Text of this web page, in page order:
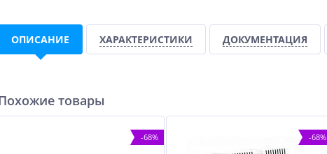
ОПИСАНИЕ ХАРАКТЕРИСТИКИ ДОКУМЕНТАЦИЯ
товары
-68% -68%